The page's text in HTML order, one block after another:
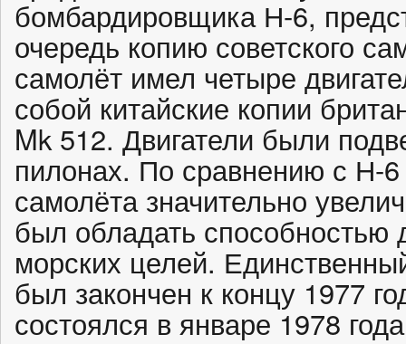
бомбардировщика Н-6,
очередь копию советского
самолёт имел четыре
собой китайские копии
Mk 512. Двигатели были
пилонах. По сравнению с Н-
самолёта значительно
был обладать способностью
морских целей.
был закончен к концу 1977
состоялся в январе 1978